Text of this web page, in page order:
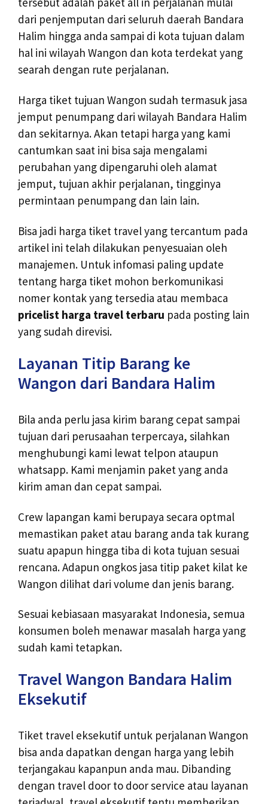
dari penjemputan dari seluruh daerah Bandara
Halim hingga anda sampai di kota tujuan dalam
hal ini wilayah Wangon dan kota terdekat yang
searah dengan rute perjalanan.
Harga tiket tujuan Wangon sudah termasuk jasa
jemput penumpang dari wilayah Bandara Halim
dan sekitarnya. Akan tetapi harga yang kami
cantumkan saat ini bisa saja mengalami
perubahan yang dipengaruhi oleh alamat
jemput, tujuan akhir perjalanan, tingginya
permintaan penumpang dan lain lain.
Bisa jadi harga tiket travel yang tercantum pada
artikel ini telah dilakukan penyesuaian oleh
manajemen. Untuk infomasi paling update
tentang harga tiket mohon berkomunikasi
nomer kontak yang tersedia atau membaca
pricelist harga travel terbaru pada posting lain
yang sudah direvisi.
Layanan Titip Barang ke
Wangon dari Bandara Halim
Bila anda perlu jasa kirim barang cepat sampai
tujuan dari perusaahan terpercaya, silahkan
menghubungi kami lewat telpon ataupun
whatsapp. Kami menjamin paket yang anda
kirim aman dan cepat sampai.
Crew lapangan kami berupaya secara optmal
memastikan paket atau barang anda tak kurang
suatu apapun hingga tiba di kota tujuan sesuai
rencana. Adapun ongkos jasa titip paket kilat ke
Wangon dilihat dari volume dan jenis barang.
Sesuai kebiasaan masyarakat Indonesia, semua
konsumen boleh menawar masalah harga yang
sudah kami tetapkan.
Travel Wangon Bandara Halim
Eksekutif
Tiket travel eksekutif untuk perjalanan Wangon
bisa anda dapatkan dengan harga yang lebih
terjangakau kapanpun anda mau. Dibanding
dengan travel door to door service atau layanan